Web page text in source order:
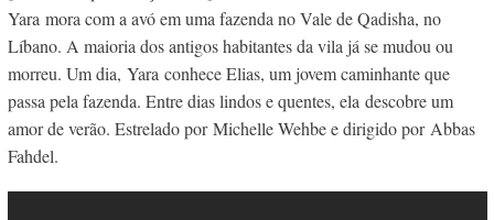
Yara mora com a avó em uma fazenda no Vale de Qadisha, no
Líbano. A maioria dos antigos habitantes da vila já se mudou ou
morreu. Um dia, Yara conhece Elias, um jovem caminhante que
passa pela fazenda. Entre dias lindos e quentes, ela descobre um
amor de verão. Estrelado por Michelle Wehbe e dirigido por Abbas
Fahdel.